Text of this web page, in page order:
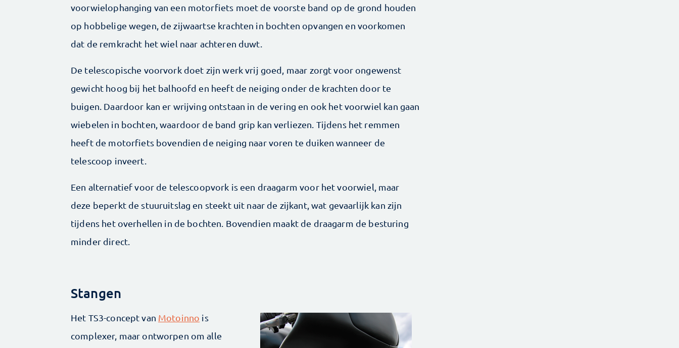
voorwielophanging van een motorfiets moet de voorste band op de grond houden
op hobbelige wegen, de zijwaartse krachten in bochten opvangen en voorkomen
dat de remkracht het wiel naar achteren duwt.
De telescopische voorvork doet zijn werk vrij goed, maar zorgt voor ongewenst
gewicht hoog bij het balhoofd en heeft de neiging onder de krachten door te
buigen. Daardoor kan er wrijving ontstaan in de vering en ook het voorwiel kan gaan
wiebelen in bochten, waardoor de band grip kan verliezen. Tijdens het remmen
heeft de motorfiets bovendien de neiging naar voren te duiken wanneer de
telescoop inveert.
Een alternatief voor de telescoopvork is een draagarm voor het voorwiel, maar
deze beperkt de stuuruitslag en steekt uit naar de zijkant, wat gevaarlijk kan zijn
tijdens het overhellen in de bochten. Bovendien maakt de draagarm de besturing
minder direct.
Stangen
Het TS3-concept van Motoinno is
complexer, maar ontworpen om alle